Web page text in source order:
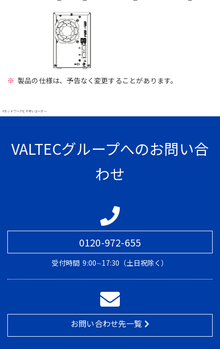
製品の仕様は、予告なく変更することがあります。
#ネットワークビデオレコーダー
VALTECグループへのお問い合
わせ
0120-972-655
受付時間 9:00∼17:30（土日祝除く）
お問い合わせ先一覧